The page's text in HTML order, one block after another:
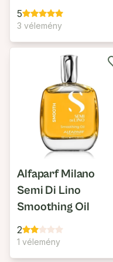
5
3 vélemény
Alfaparf Milano
Semi Di Lino
Smoothing Oil
2
1 vélemény